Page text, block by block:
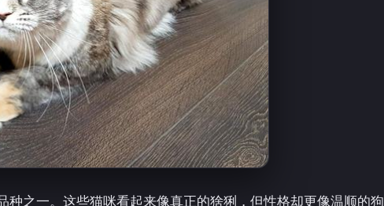
种之一。这些猫咪看起来像真正的猞猁，但性格却更像温顺的狗